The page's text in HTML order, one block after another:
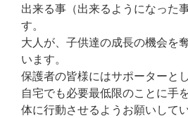
出来る事（出来るようになった
す。
大人が、子供達の成長の機会を
います。
保護者の皆様にはサポーターと
自宅でも必要最低限のことに手
体に行動させるようお願いしてい